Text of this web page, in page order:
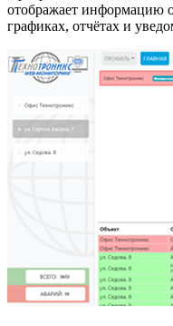
отображает информацию
графиках, отчётах и